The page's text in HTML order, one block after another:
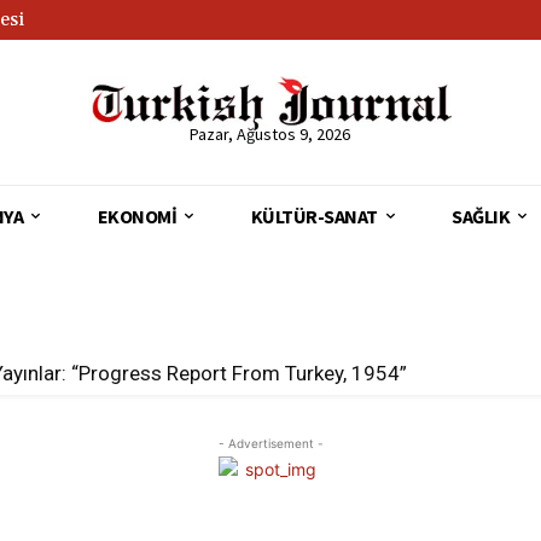
Pazar, Ağustos 9, 2026
EKONOMI KÜLTÜR-SANAT SAĞLIK
“Progress Report From Turkey, 1954”
- Advertisement -